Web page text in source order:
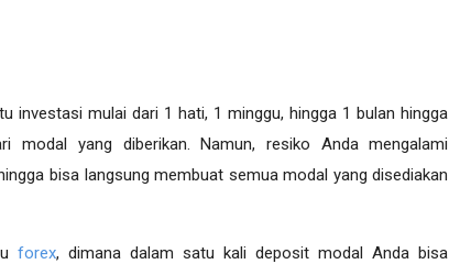
investasi mulai dari 1 hati, 1 minggu, hingga 1 bulan hingga
modal yang diberikan. Namun, resiko Anda mengalami
bisa langsung membuat semua modal yang disediakan
forex, dimana dalam satu kali deposit modal Anda bisa